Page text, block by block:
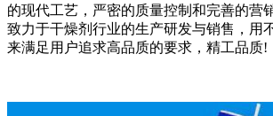
的现代工艺，严密的质量控制和完善的营
致力于干燥剂行业的生产研发与销售，用
来满足用户追求高品质的要求，精工品质!